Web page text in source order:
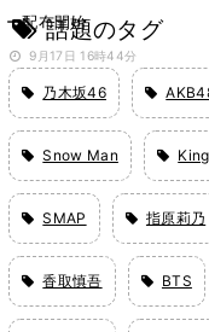
ー配布開始
9月17日 16時44分
話題のタグ
乃木坂46
Snow Man
SMAP 指原莉乃
香取慎吾 BTS